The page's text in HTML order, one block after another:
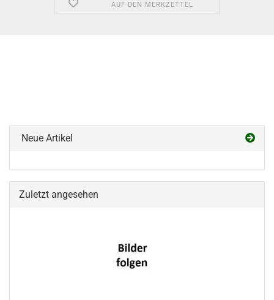
AUF DEN MERKZETTEL
Neue Artikel
Zuletzt angesehen